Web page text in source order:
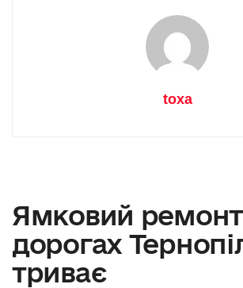
toxa
Ямковий
дорогах
триває